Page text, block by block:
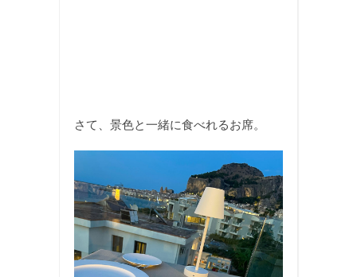
さて、景色と一緒に食べれるお席。